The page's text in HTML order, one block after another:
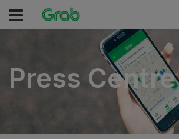
Press Centre
Press